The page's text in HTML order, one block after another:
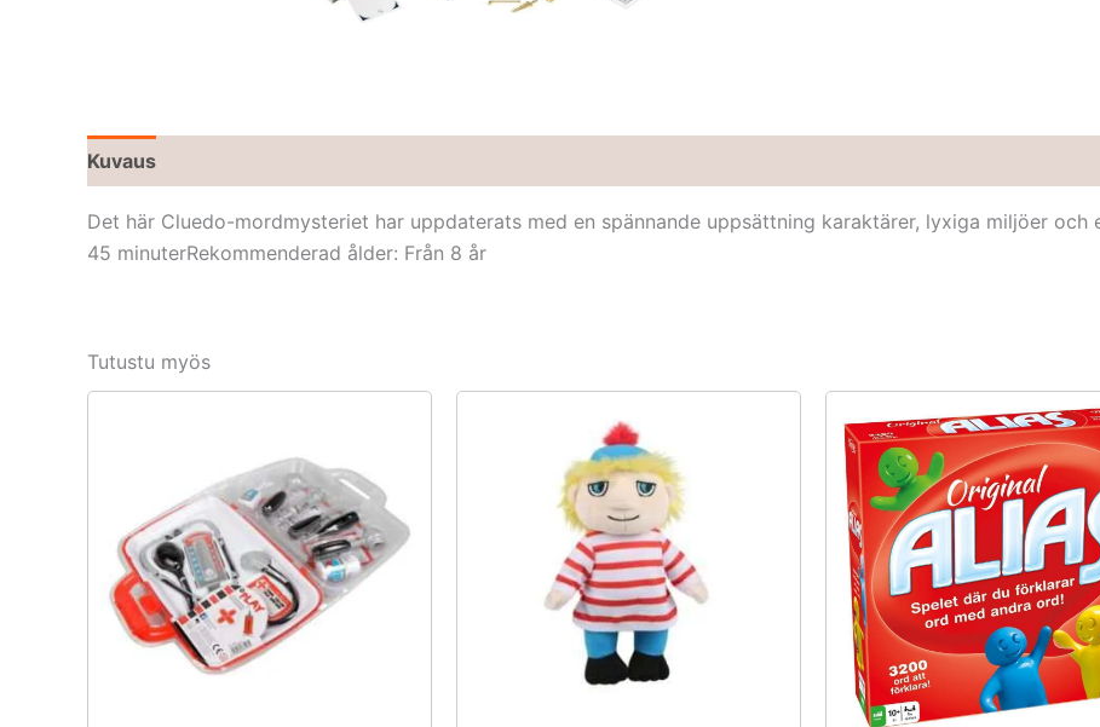
Kuvaus
Det här Cluedo-mordmysteriet har uppdaterats med en spännande uppsättning karaktärer, lyxiga miljöer och
45 minuterRekommenderad ålder: Från 8 år
Tutustu myös